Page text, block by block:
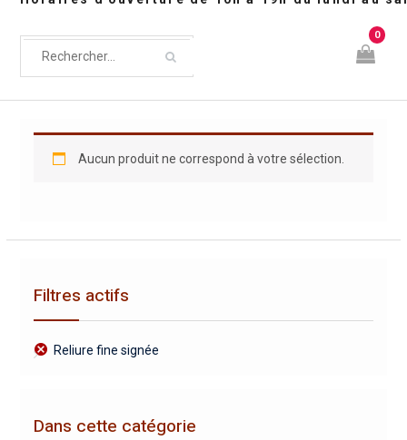
0
Aucun produit ne correspond à votre sélection.
Filtres actifs
Reliure fine signée
Dans cette catégorie